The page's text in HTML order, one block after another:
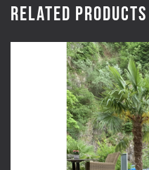
Related products